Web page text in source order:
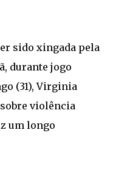
sido xingada pela
durante jogo
(31), Virginia
violência
um longo